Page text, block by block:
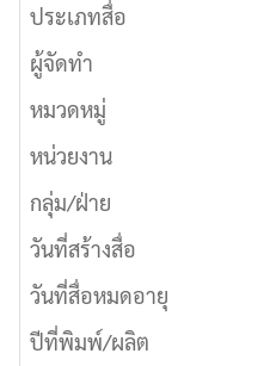
ประเภทสื่อ
ผู้จัดทำ
หมวดหมู่
หน่วยงาน
กลุ่ม/ฝ่าย
วันที่สร้างสื่อ
วันที่สื่อหมดอายุ
ปีที่พิมพ์/ผลิต